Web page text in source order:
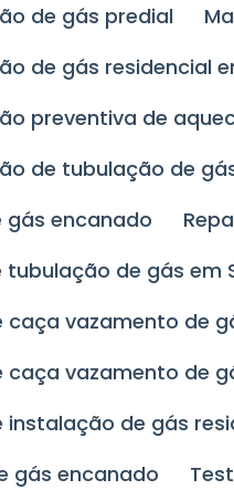
de gás predial
de gás residencial
preventiva de
de tubulação de
gás encanado
tubulação de gás em
caça vazamento de
caça vazamento de
instalação de gás
gás encanado